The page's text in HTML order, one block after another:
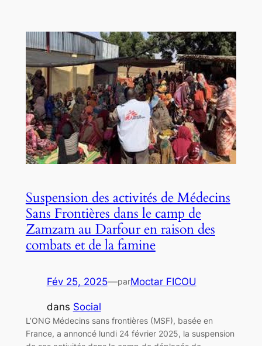
Suspension des activités de Médecins
Sans Frontières dans le camp de
Zamzam au Darfour en raison des
combats et de la famine
Fév 25, 2025—parMoctar FICOU
dans Social
L’ONG Médecins sans frontières (MSF), basée en
France, a annoncé lundi 24 février 2025, la suspension